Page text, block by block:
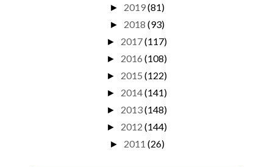
► 2019(81)
► 2018 (93)
► 2017(117)
► 2016 (108)
► 2015 (122)
► 2014(141)
► 2013(148)
► 2012 (144)
► 2011 (26)